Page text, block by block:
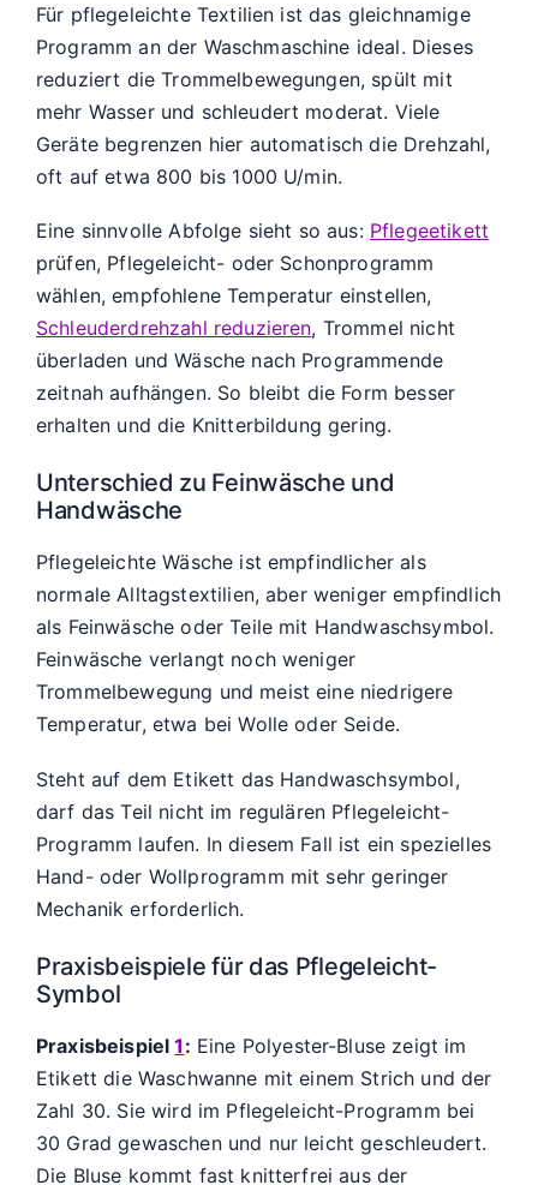
Für pflegeleichte Textilien ist das gleichnamige
Programm an der Waschmaschine ideal. Dieses
reduziert die Trommelbewegungen, spült mit
mehr Wasser und schleudert moderat. Viele
Geräte begrenzen hier automatisch die Drehzahl,
oft auf etwa 800 bis 1000 U/min.
Eine sinnvolle Abfolge sieht so aus: Pflegeetikett
prüfen, Pflegeleicht- oder Schonprogramm
wählen, empfohlene Temperatur einstellen,
Schleuderdrehzahl reduzieren, Trommel nicht
überladen und Wäsche nach Programmende
zeitnah aufhängen. So bleibt die Form besser
erhalten und die Knitterbildung gering.
Unterschied zu Feinwäsche und
Handwäsche
Pflegeleichte Wäsche ist empfindlicher als
normale Alltagstextilien, aber weniger empfindlich
als Feinwäsche oder Teile mit Handwaschsymbol.
Feinwäsche verlangt noch weniger
Trommelbewegung und meist eine niedrigere
Temperatur, etwa bei Wolle oder Seide.
Steht auf dem Etikett das Handwaschsymbol,
darf das Teil nicht im regulären Pflegeleicht-
Programm laufen. In diesem Fall ist ein spezielles
Hand- oder Wollprogramm mit sehr geringer
Mechanik erforderlich.
Praxisbeispiele für das Pflegeleicht-
Symbol
Praxisbeispiel1 : Eine Polyester-Bluse zeigt im
Etikett die Waschwanne mit einem Strich und der
Zahl 30. Sie wird im Pflegeleicht-Programm bei
30 Grad gewaschen und nur leicht geschleudert.
Die Bluse kommt fast knitterfrei aus der